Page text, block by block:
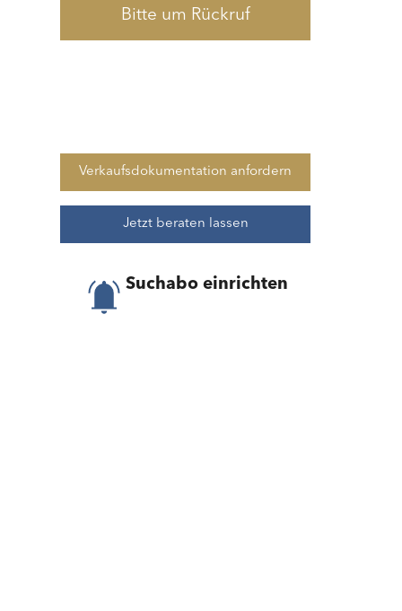
Bitte um Rückruf
Verkaufsdokumentation anfordern
Jetzt beraten lassen
Suchabo einrichten